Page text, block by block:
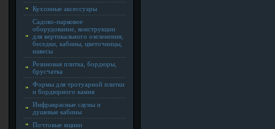
Кухонные аксессуары
Садово-парковое
оборудование, конструкции
для вертикального озеленения,
беседки, кабины, цветочницы,
навесы
Резиновая плитка, бордюры,
брусчатка
Формы для тротуарной плитки
и бордюрного камня
Инфракрасные сауны и
душевые кабины
Почтовые ящики